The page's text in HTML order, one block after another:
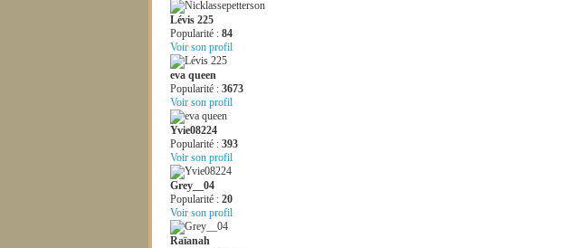
Lévis 225
Popularité : 84
Voir son profil
eva queen
Popularité : 3673
Voir son profil
Yvie08224
Popularité : 393
Voir son profil
Grey__04
Popularité : 20
Voir son profil
Raïanah